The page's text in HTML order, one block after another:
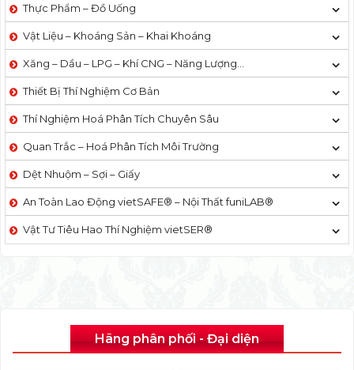
Thực Phẩm – Đồ Uống
Vật Liệu – Khoáng Sản – Khai Khoáng
Xăng – Dầu – LPG – Khí CNG – Năng Lượng…
Thiết Bị Thí Nghiệm Cơ Bản
Thí Nghiệm Hoá Phân Tích Chuyên Sâu
Quan Trắc – Hoá Phân Tích Môi Trường
Dệt Nhuộm – Sợi – Giấy
An Toàn Lao Động vietSAFE® – Nội Thất funiLAB®
Vật Tư Tiêu Hao Thí Nghiệm vietSER®
Hãng phân phối - Đại diện